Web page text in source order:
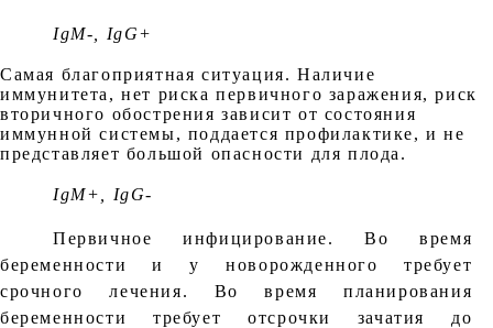
IgM-, IgG+
Самая благоприятная ситуация. Наличие
иммунитета, нет риска первичного заражения, риск
вторичного обострения зависит от состояния
иммунной системы, поддается профилактике, и не
представляет большой опасности для плода.
IgM+, IgG-
Первичное инфицирование. Во время
беременности и у новорожденного требует
срочного лечения. Во время планирования
беременности требует отсрочки зачатия до